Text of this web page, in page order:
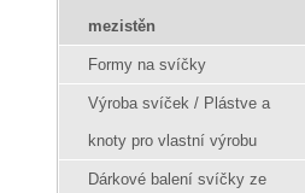
mezistěn
Formy na svíčky
Výroba svíček / Plástve a
knoty pro vlastní výrobu
Dárkové balení svíčky ze